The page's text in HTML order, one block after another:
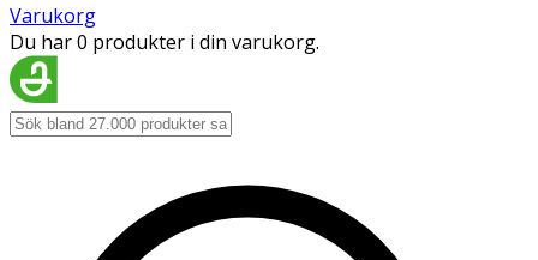
Varukorg
Du har 0 produkter i din varukorg.